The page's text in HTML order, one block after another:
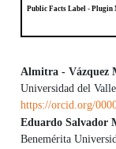
Public Facts Label - Plugin
Contenido
Almitra - Vázquez
Universidad del
https://orcid.org/
Eduardo Salvador
Benemérita